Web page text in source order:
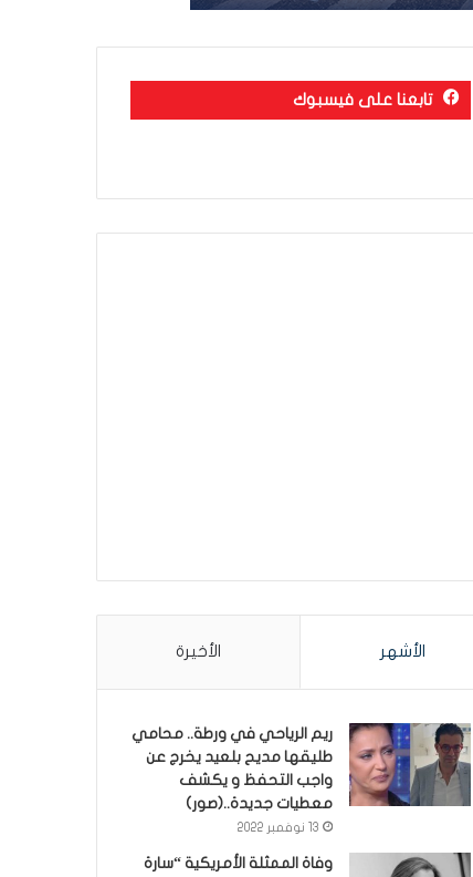
تابعنا على فيسبوك
الأشهر الأخيرة
ريم الرياحي في ورطة.. محامي
طليقها مديح بلعيد يخرج عن
واجب التحفظ و يكشف
معطيات جديدة..(صور)
13 نوفمبر 2022
وفاة الممثلة الأمريكية “سارة